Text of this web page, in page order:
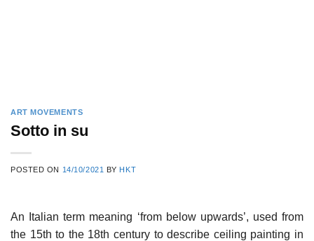
ART MOVEMENTS
Sotto in su
POSTED ON 14/10/2021 BY HKT
An Italian term meaning ‘from below upwards’, used from
the 15th to the 18th century to describe ceiling painting in